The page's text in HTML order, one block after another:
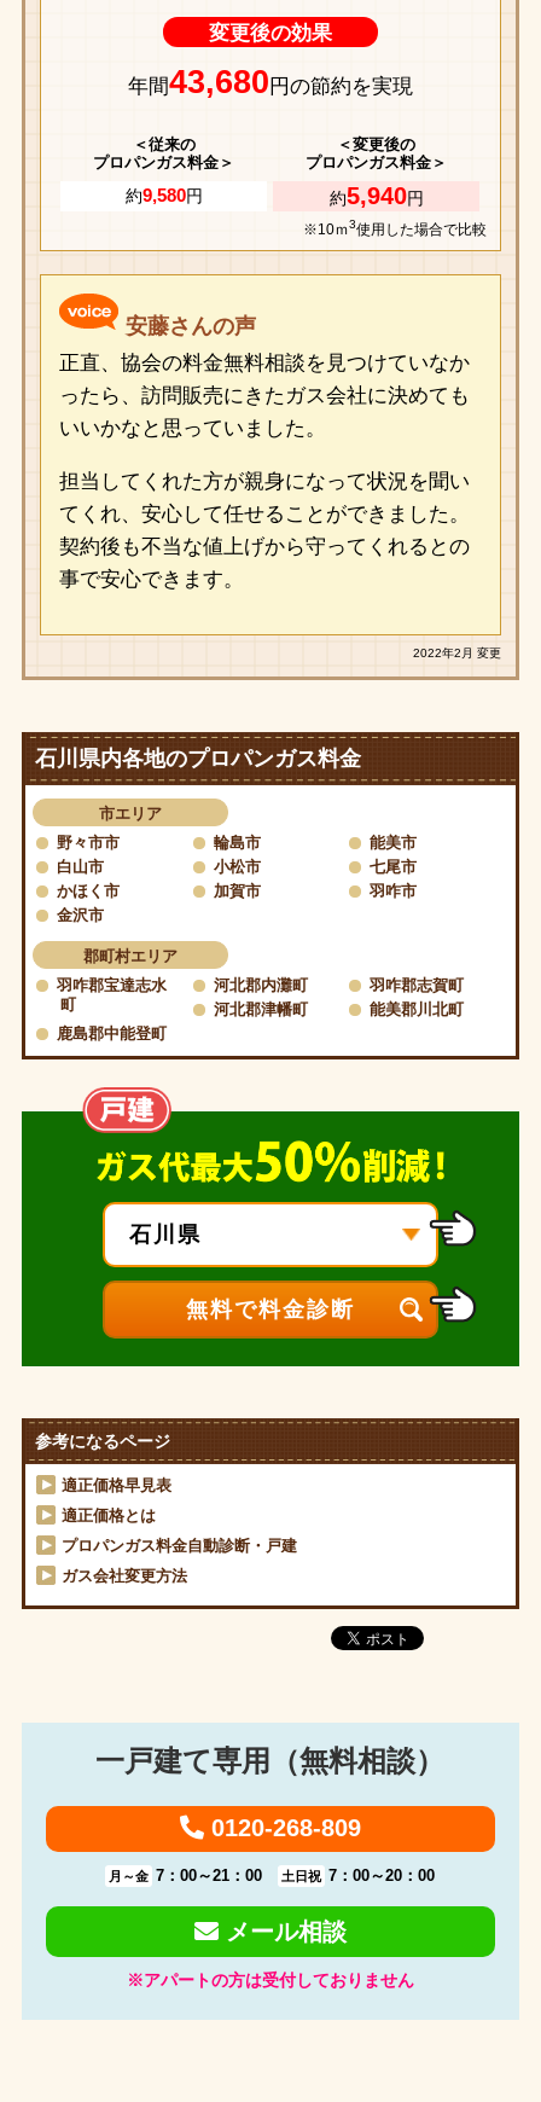
変更後の効果
年間43,680 円の節約を実現
＜従来の
プロパンガス料金＞
＜変更後の
プロパンガス料金＞
約9,580円 約5,940円
※10ｍ3使用した場合で比較
安藤さんの声
正直、協会の料金無料相談を見つけていなか
ったら、訪問販売にきたガス会社に決めても
いいかなと思っていました。
担当してくれた方が親身になって状況を聞い
てくれ、安心して任せることができました。
契約後も不当な値上げから守ってくれるとの
事で安心できます。
2022年2月 変更
石川県内各地のプロパンガス料金
市エリア
野々市市
輪島市
能美市
白山市
小松市
七尾市
かほく市
加賀市
羽咋市
金沢市
郡町村エリア
羽咋郡宝達志水
町
河北郡内灘町
羽咋郡志賀町
河北郡津幡町
能美郡川北町
鹿島郡中能登町
参考になるページ
適正価格早見表
適正価格とは
プロパンガス料金自動診断・戸建
ガス会社変更方法
一戸建て専用（無料相談）
0120-268-809
月～金 7：00～21：00 土日祝 7：00～20：00
メール相談
※アパートの方は受付しておりません